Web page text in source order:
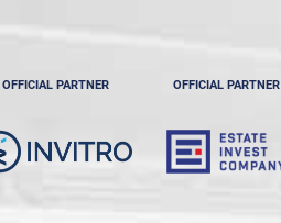
OFFICIAL PARTNER OFFICIAL PARTNER